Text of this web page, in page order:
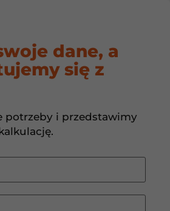
– czym
działa?
dane, a
się z
potrzeby i przedstawimy